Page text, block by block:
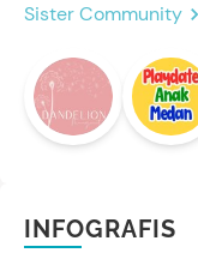
Sister Community
INFOGRAFIS